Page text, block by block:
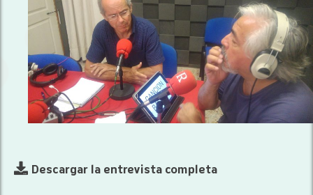
Descargar la entrevista completa